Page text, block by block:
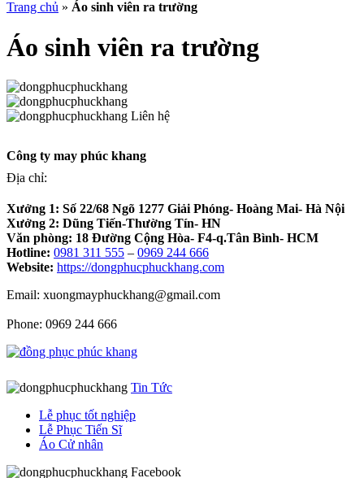
Trang chủ » Áo sinh viên ra trường
Áo sinh viên ra trường
Liên hệ
Công ty may phúc khang
Địa chỉ:
Xưởng 1: Số 22/68 Ngõ 1277 Giải Phóng- Hoàng Mai- Hà Nội
Xưởng 2: Dũng Tiến-Thường Tín- HN
Văn phòng: 18 Đường Cộng Hòa- F4-q.Tân Bình- HCM
Hotline: 0981 311 555 – 0969 244 666
Website: https://dongphucphuckhang.com
Email: xuongmayphuckhang@gmail.com
Phone: 0969 244 666
Tin Tức
Lễ phục tốt nghiệp
Lễ Phục Tiến Sĩ
Áo Cử nhân
Facebook